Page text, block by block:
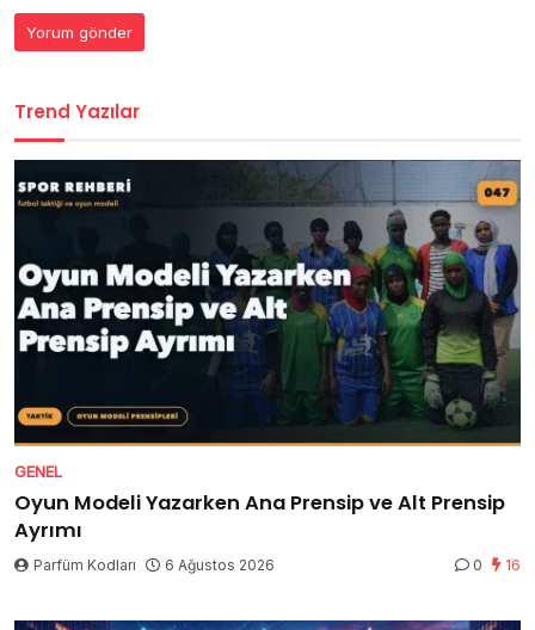
Trend Yazılar
GENEL
Oyun Modeli Yazarken Ana Prensip ve Alt Prensip
Ayrımı
Parfüm Kodları 6 Ağustos 2026 0 16